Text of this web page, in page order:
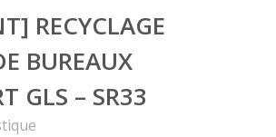
RECYCLAGE
BUREAUX
GLS – SR33